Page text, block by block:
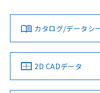
ダウンロードデータをご
みください。
ソフトウェアの使用条件
対応済み
中国 RoHS 注意事項・
LR型式承認
（イギリス
船舶規格）
DNV型
（ノル
No No
カタログ/データシ
2D CADデータ